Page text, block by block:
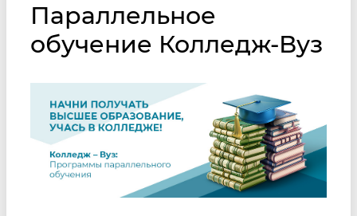
Параллельное
обучение Колледж-Вуз